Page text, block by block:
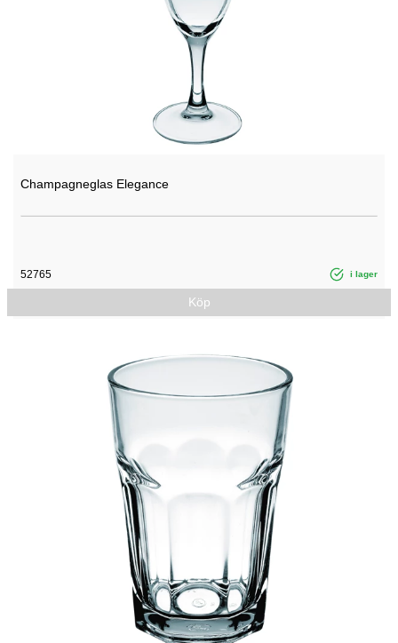
Champagneglas Elegance
52765 i lager
Köp